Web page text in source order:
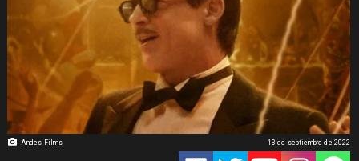
Andes Films 13 de septiembre de 2022